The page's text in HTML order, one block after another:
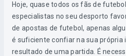
Hoje, quase todos os fãs de
especialistas no seu desporto
de apostas de futebol, apenas
é suficiente confiar na sua própria
resultado de uma partida. É